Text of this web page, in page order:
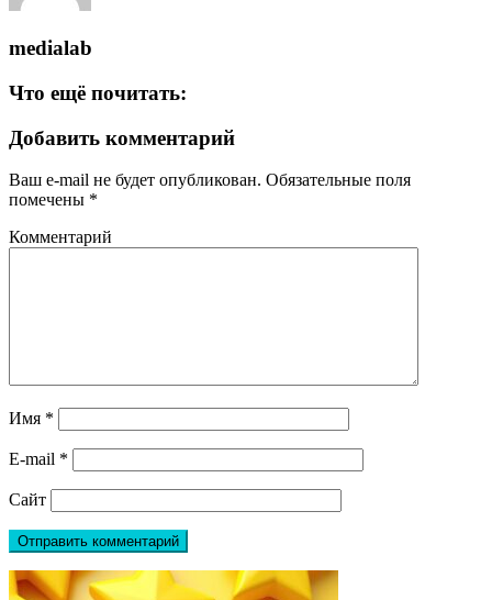
medialab
Что ещё почитать:
Добавить комментарий
Ваш e-mail не будет опубликован. Обязательные поля
помечены *
Комментарий
Имя *
E-mail *
Сайт